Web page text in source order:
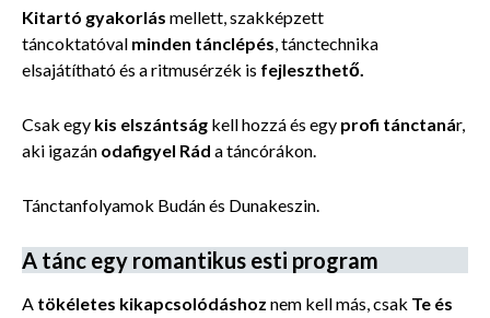
Kitartó gyakorlás mellett, szakképzett
táncoktatóval minden tánclépés, tánctechnika
elsajátítható és a ritmusérzék is fejleszthető.
Csak egy kis elszántság kell hozzá és egy profi tánctanár,
aki igazán odafigyel Rád a táncórákon.
Tánctanfolyamok Budán és Dunakeszin.
A tánc egy romantikus esti program
A tökéletes kikapcsolódáshoz nem kell más, csak Te és